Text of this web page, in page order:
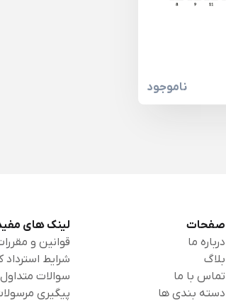
ناموجود
صفحات
درباره ما
بلاگ
تماس با ما
دسته بندی ها
لینک های
قوانین و
شرایط استرداد
سوالات متداول
پیگیری